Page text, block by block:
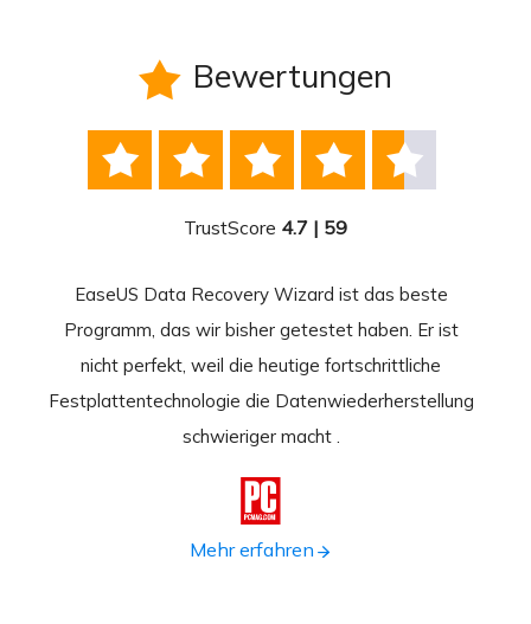
 Bewertungen
    
TrustScore 4.7 | 59
EaseUS Data Recovery Wizard ist das beste
Programm, das wir bisher getestet haben. Er ist
nicht perfekt, weil die heutige fortschrittliche
Festplattentechnologie die Datenwiederherstellung
schwieriger macht .

Mehr erfahren